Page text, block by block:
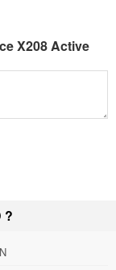
X208 Active
?